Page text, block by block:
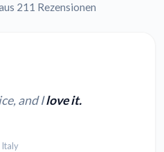
211 Rezensionen
and Ilove it.
Italy